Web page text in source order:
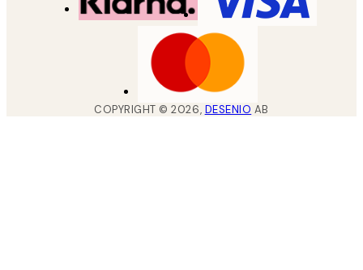
COPYRIGHT ©2026, DESENIO AB